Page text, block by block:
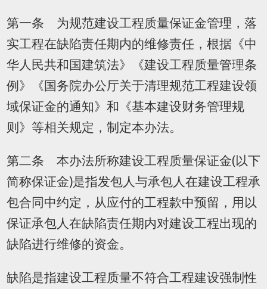
第一条 为规范建设工程质量保证金管理，落
实工程在缺陷责任期内的维修责任，根据《中
华人民共和国建筑法》《建设工程质量管理条
例》《国务院办公厅关于清理规范工程建设领
域保证金的通知》和《基本建设财务管理规
则》等相关规定，制定本办法。
第二条 本办法所称建设工程质量保证金(以下
简称保证金)是指发包人与承包人在建设工程承
包合同中约定，从应付的工程款中预留，用以
保证承包人在缺陷责任期内对建设工程出现的
缺陷进行维修的资金。
缺陷是指建设工程质量不符合工程建设强制性